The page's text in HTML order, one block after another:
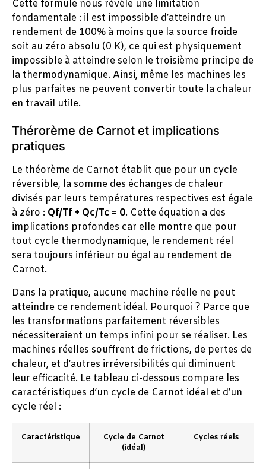
Cette formule nous révèle une limitation
fondamentale : il est impossible d’atteindre un
rendement de 100% à moins que la source froide
soit au zéro absolu (0 K), ce qui est physiquement
impossible à atteindre selon le troisième principe de
la thermodynamique. Ainsi, même les machines les
plus parfaites ne peuvent convertir toute la chaleur
en travail utile.
Thérorème de Carnot et implications
pratiques
Le théorème de Carnot établit que pour un cycle
réversible, la somme des échanges de chaleur
divisés par leurs températures respectives est égale
à zéro : Qf/Tf + Qc/Tc = 0. Cette équation a des
implications profondes car elle montre que pour
tout cycle thermodynamique, le rendement réel
sera toujours inférieur ou égal au rendement de
Carnot.
Dans la pratique, aucune machine réelle ne peut
atteindre ce rendement idéal. Pourquoi ? Parce que
les transformations parfaitement réversibles
nécessiteraient un temps infini pour se réaliser. Les
machines réelles souffrent de frictions, de pertes de
chaleur, et d’autres irréversibilités qui diminuent
leur efficacité. Le tableau ci-dessous compare les
caractéristiques d’un cycle de Carnot idéal et d’un
cycle réel :
Caractéristique
Cycle de Carnot
(idéal)
Cycles réels